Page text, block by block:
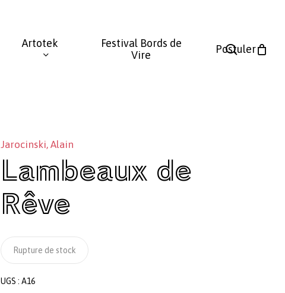
Artotek
Festival Bords de
Vire
Postuler
search
panier
Jarocinski, Alain
Lambeaux de
Rêve
Rupture de stock
UGS : A16